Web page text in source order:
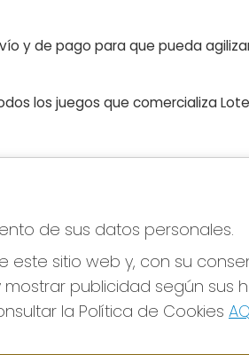
y de pago para que pueda
los juegos que comercializa
DE LOTERIAS Nº76-VALENCIA
contactar por WhatsApp
de sus datos personales.
sitio web y, con su
publicidad según sus
la Política de Cookies